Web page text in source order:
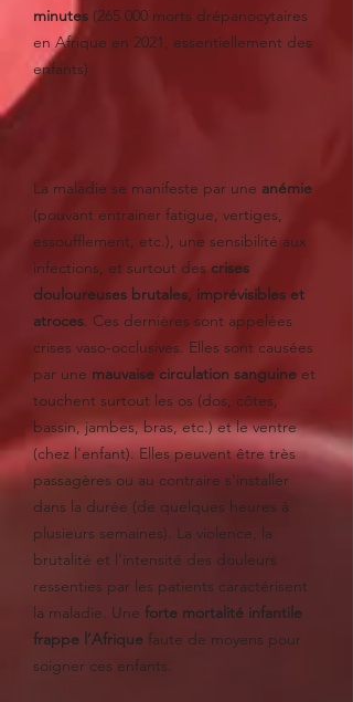
minutes (265 000 morts drépanocytaires
en Afrique en 2021, essentiellement des
enfants)
La maladie se manifeste par une anémie
(pouvant entrainer fatigue, vertiges,
essoufflement, etc.), une sensibilité aux
infections, et surtout des crises
douloureuses brutales, imprévisibles et
atroces. Ces dernières sont appelées
crises vaso-occlusives. Elles sont causées
par une mauvaise circulation sanguine et
touchent surtout les os (dos, côtes,
bassin, jambes, bras, etc.) et le ventre
(chez l'enfant). Elles peuvent être très
passagères ou au contraire s'installer
dans la durée (de quelques heures à
plusieurs semaines). La violence, la
brutalité et l’intensité des douleurs
ressenties par les patients caractérisent
la maladie. Une forte mortalité infantile
frappe l’Afrique faute de moyens pour
soigner ces enfants.